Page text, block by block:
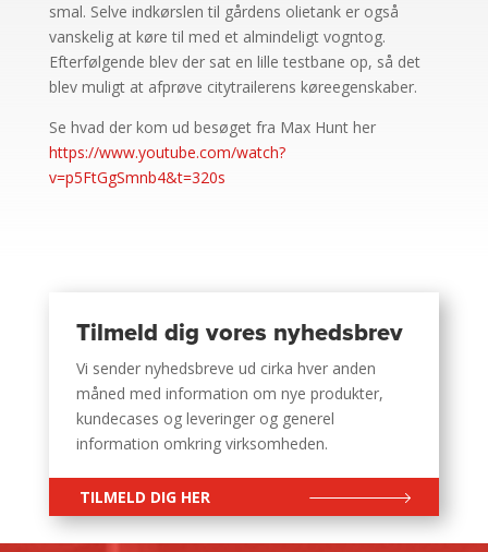
smal. Selve indkørslen til gårdens olietank er også
vanskelig at køre til med et almindeligt vogntog.
Efterfølgende blev der sat en lille testbane op, så det
blev muligt at afprøve citytrailerens køreegenskaber.
Se hvad der kom ud besøget fra Max Hunt her
https://www.youtube.com/watch?
v=p5FtGgSmnb4&t=320s
Tilmeld dig vores nyhedsbrev
Vi sender nyhedsbreve ud cirka hver anden
måned med information om nye produkter,
kundecases og leveringer og generel
information omkring virksomheden.
TILMELD DIG HER